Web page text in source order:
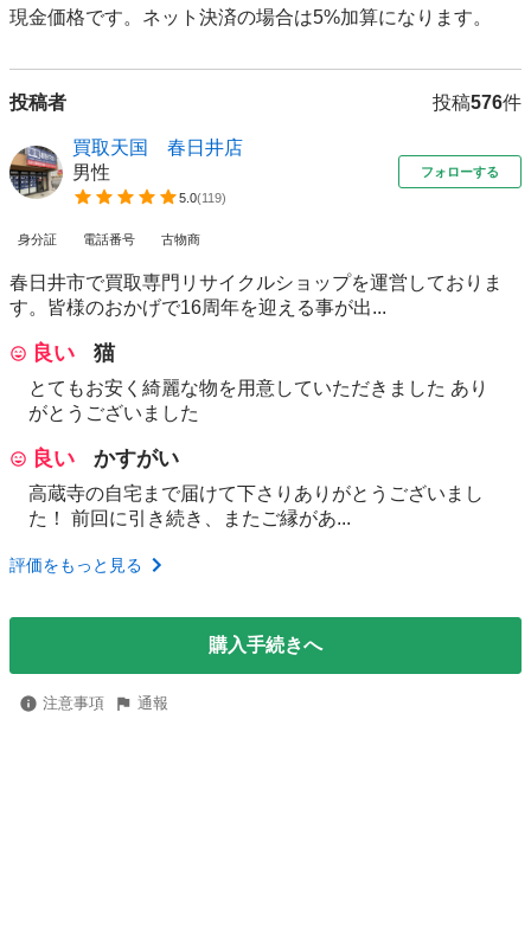
現金価格です。ネット決済の場合は5%加算になります。
投稿者 投稿576件
買取天国 春日井店
男性
5.0(119)
フォローする
身分証 電話番号 古物商
春日井市で買取専門リサイクルショップを運営しておりま
す。皆様のおかげで16周年を迎える事が出...
良い 猫
とてもお安く綺麗な物を用意していただきました あり
がとうございました
良い かすがい
高蔵寺の自宅まで届けて下さりありがとうございまし
た！ 前回に引き続き、またご縁があ...
評価をもっと見る
購入手続きへ
注意事項 通報